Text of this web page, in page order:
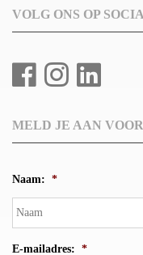
VOLG ONS OP
MELD JE AAN
Naam: *
E-mailadres: *